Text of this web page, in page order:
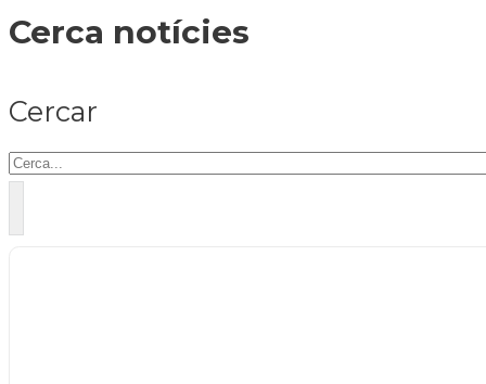
Cerca notícies
Cercar